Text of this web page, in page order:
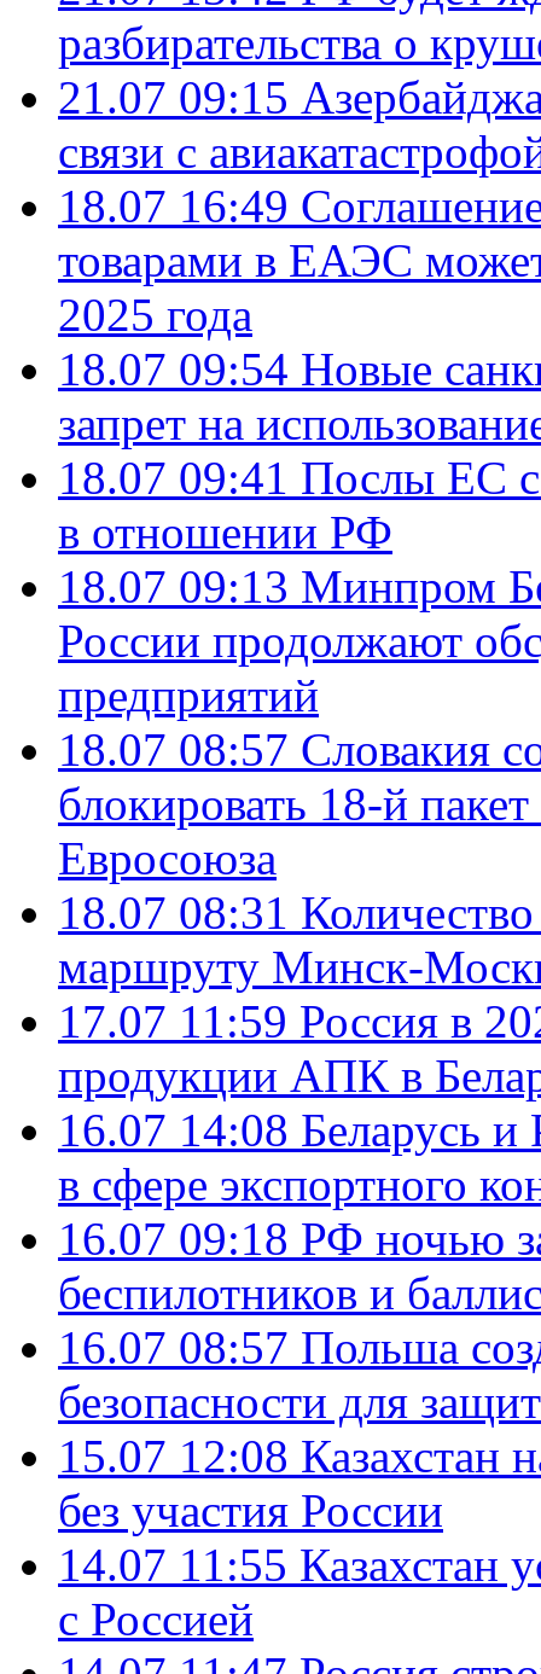
разбирательства о
21.07 09:15
связи с
18.07 16:49
товарами в ЕАЭС
2025 года
18.07 09:54 Новые
запрет на
18.07 09:41 Послы ЕС
в отношении РФ
18.07 09:13 Минпром
России продолжают
предприятий
18.07 08:57 Словакия
блокировать 18-й
Евросоюза
18.07 08:31
маршруту Минск-
17.07 11:59 Россия в
продукции АПК в
16.07 14:08 Беларусь и
в сфере экспортного
16.07 09:18 РФ ночью
беспилотников и
16.07 08:57 Польша
безопасности для
15.07 12:08 Казахстан
без участия России
14.07 11:55 Казахстан
с Россией